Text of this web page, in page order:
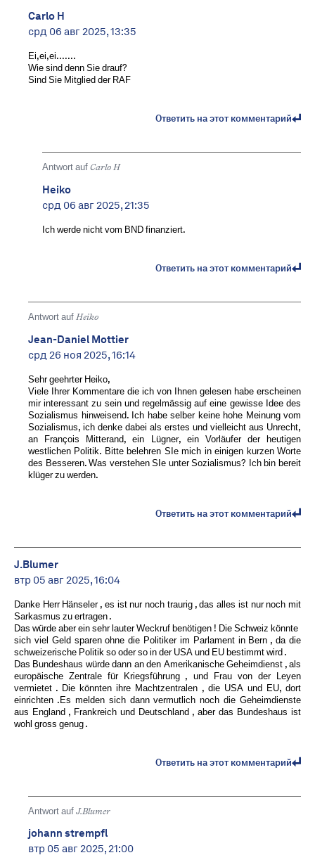
Carlo H
срд 06 авг 2025, 13:35
Ei,ei,ei.......
Wie sind denn Sie drauf?
Sind Sie Mitglied der RAF
Ответить на этот комментарий
Antwort auf Carlo H
Heiko
срд 06 авг 2025, 21:35
Ich werde nicht vom BND finanziert.
Ответить на этот комментарий
Antwort auf Heiko
Jean-Daniel Mottier
срд 26 ноя 2025, 16:14
Sehr geehrter Heiko,
Viele Ihrer Kommentare die ich von Ihnen gelesen habe erscheinen
mir interessant zu sein und regelmässig auf eine gewisse Idee des
Sozialismus hinweisend. Ich habe selber keine hohe Meinung vom
Sozialismus, ich denke dabei als erstes und vielleicht aus Unrecht,
an François Mitterand, ein Lügner, ein Vorläufer der heutigen
westlichen Politik. Bitte belehren SIe mich in einigen kurzen Worte
des Besseren. Was verstehen SIe unter Sozialismus? Ich bin bereit
klüger zu werden.
Ответить на этот комментарий
J.Blumer
втр 05 авг 2025, 16:04
Danke Herr Hänseler , es ist nur noch traurig , das alles ist nur noch mit
Sarkasmus zu ertragen .
Das würde aber ein sehr lauter Weckruf benötigen ! Die Schweiz könnte
sich viel Geld sparen ohne die Politiker im Parlament in Bern , da die
schweizerische Politik so oder so in der USA und EU bestimmt wird .
Das Bundeshaus würde dann an den Amerikanische Geheimdienst , als
europäische Zentrale für Kriegsführung , und Frau von der Leyen
vermietet . Die könnten ihre Machtzentralen , die USA und EU, dort
einrichten .Es melden sich dann vermutlich noch die Geheimdienste
aus England , Frankreich und Deutschland , aber das Bundeshaus ist
wohl gross genug .
Ответить на этот комментарий
Antwort auf J.Blumer
johann strempfl
втр 05 авг 2025, 21:00